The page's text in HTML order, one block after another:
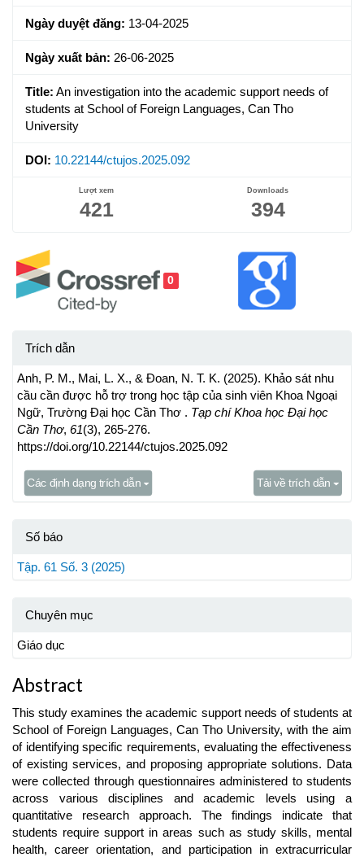
Ngày duyệt đăng: 13-04-2025
Ngày xuất bản: 26-06-2025
Title: An investigation into the academic support needs of
students at School of Foreign Languages, Can Tho
University
DOI: 10.22144/ctujos.2025.092
Lượt xem
421
Downloads
394
0
Trích dẫn
Anh, P. M., Mai, L. X., & Đoan, N. T. K. (2025). Khảo sát nhu
cầu cần được hỗ trợ trong học tập của sinh viên Khoa Ngoại
Ngữ, Trường Đại học Cần Thơ . Tạp chí Khoa học Đại học
Cần Thơ, 61(3), 265-276.
https://doi.org/10.22144/ctujos.2025.092
Các định dạng trích dẫn Tải về trích dẫn
Số báo
Tập. 61 Số. 3 (2025)
Chuyên mục
Giáo dục
Abstract
This study examines the academic support needs of students at
School of Foreign Languages, Can Tho University, with the aim
of identifying specific requirements, evaluating the effectiveness
of existing services, and proposing appropriate solutions. Data
were collected through questionnaires administered to students
across various disciplines and academic levels using a
quantitative research approach. The findings indicate that
students require support in areas such as study skills, mental
health, career orientation, and participation in extracurricular